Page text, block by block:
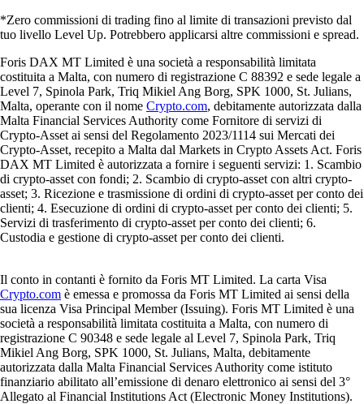
*Zero commissioni di trading fino al limite di transazioni previsto dal
tuo livello Level Up. Potrebbero applicarsi altre commissioni e spread.
Foris DAX MT Limited è una società a responsabilità limitata
costituita a Malta, con numero di registrazione C 88392 e sede legale a
Level 7, Spinola Park, Triq Mikiel Ang Borg, SPK 1000, St. Julians,
Malta, operante con il nome Crypto.com, debitamente autorizzata dalla
Malta Financial Services Authority come Fornitore di servizi di
Crypto-Asset ai sensi del Regolamento 2023/1114 sui Mercati dei
Crypto-Asset, recepito a Malta dal Markets in Crypto Assets Act. Foris
DAX MT Limited è autorizzata a fornire i seguenti servizi: 1. Scambio
di crypto-asset con fondi; 2. Scambio di crypto-asset con altri crypto-
asset; 3. Ricezione e trasmissione di ordini di crypto-asset per conto dei
clienti; 4. Esecuzione di ordini di crypto-asset per conto dei clienti; 5.
Servizi di trasferimento di crypto-asset per conto dei clienti; 6.
Custodia e gestione di crypto-asset per conto dei clienti.
Il conto in contanti è fornito da Foris MT Limited. La carta Visa
Crypto.com è emessa e promossa da Foris MT Limited ai sensi della
sua licenza Visa Principal Member (Issuing). Foris MT Limited è una
società a responsabilità limitata costituita a Malta, con numero di
registrazione C 90348 e sede legale al Level 7, Spinola Park, Triq
Mikiel Ang Borg, SPK 1000, St. Julians, Malta, debitamente
autorizzata dalla Malta Financial Services Authority come istituto
finanziario abilitato all’emissione di denaro elettronico ai sensi del 3°
Allegato al Financial Institutions Act (Electronic Money Institutions).